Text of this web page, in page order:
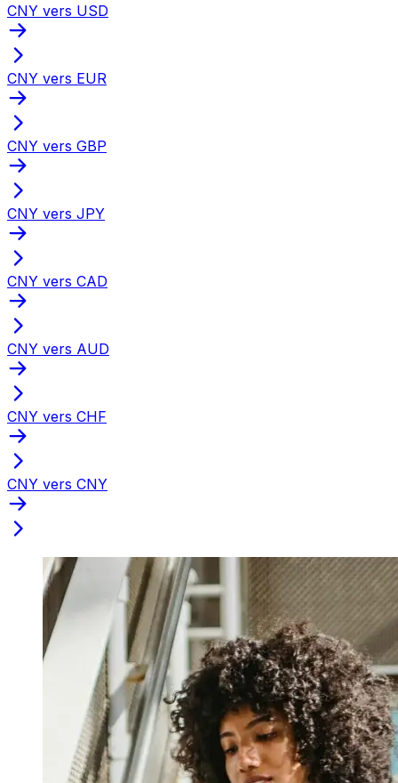
CNY vers USD
CNY vers EUR
CNY vers GBP
CNY vers JPY
CNY vers CAD
CNY vers AUD
CNY vers CHF
CNY vers CNY